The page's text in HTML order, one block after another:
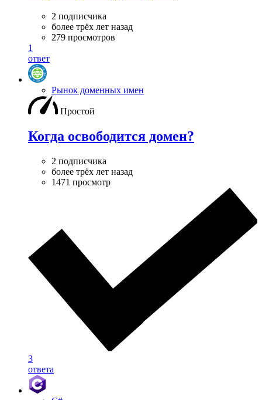
2 подписчика
более трёх лет назад
279 просмотров
1
ответ
Рынок доменных имен
Простой
Когда освободится домен?
2 подписчика
более трёх лет назад
1471 просмотр
3
ответа